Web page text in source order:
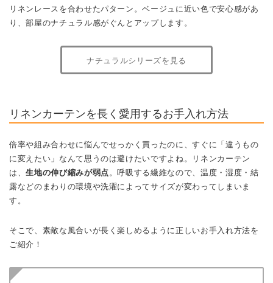
リネンレースを合わせたパターン。ベージュに近い色で安心感があ
り、部屋のナチュラル感がぐんとアップします。
ナチュラルシリーズを見る
リネンカーテンを長く愛用するお手入れ方法
倍率や組み合わせに悩んでせっかく買ったのに、すぐに「違うもの
に変えたい」なんて思うのは避けたいですよね。リネンカーテン
は、生地の伸び縮みが弱点。呼吸する繊維なので、温度・湿度・結
露などのまわりの環境や洗濯によってサイズが変わってしまいま
す。
そこで、素敵な風合いが長く楽しめるように正しいお手入れ方法を
ご紹介！